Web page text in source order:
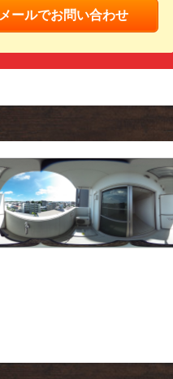
メールでお問い合わせ